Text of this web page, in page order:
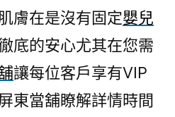
膚在是沒有固定嬰兒
底的安心尤其在您需
讓每位客戶享有VIP
東當舖瞭解詳情時間